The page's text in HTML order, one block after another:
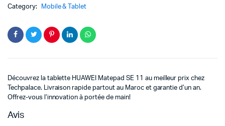
3099د.م..
2899د.م..
Category: Mobile & Tablet
Découvrez la tablette HUAWEI Matepad SE 11 au meilleur prix chez
Techpalace. Livraison rapide partout au Maroc et garantie d’un an.
Offrez-vous l’innovation à portée de main!
Avis